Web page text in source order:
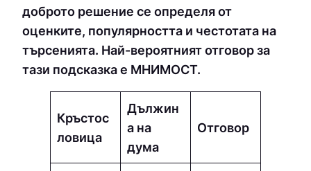
доброто решение се определя от
оценките, популярността и честотата на
търсенията. Най-вероятният отговор за
тази подсказка е МНИМOCТ.
Кръстос
ловица
Дължин
а на
дума
Отговор